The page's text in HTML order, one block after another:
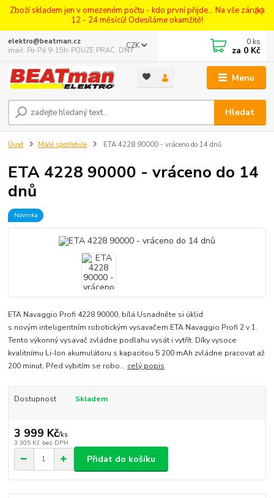
Zboží skladem jen v omezeném počtu - kdo první přijde... Na vše záruka
12 - 24 měsíců! Odesíláme okamžitě!
Menu
CZK
Hledat
elektro@beatman.cz
mail: Po-Pá:9-15h-POUZE PRAC. DNY
0 ks
za 0 Kč
Úvod Malé spotřebiče ETA 4228 90000 - vráceno do 14 dnů
ETA 4228 90000 - vráceno do 14
dnů
Novinka
ETA Navaggio Profi 4228 90000, bílá Usnadněte si úklid
s novým inteligentním robotickým vysavačem ETA Navaggio Profi 2 v 1.
Tento výkonný vysavač zvládne podlahu vysát i vytřít. Díky vysoce
kvalitnímu Li-Ion akumulátoru s kapacitou 5 200 mAh zvládne pracovat až
200 minut. Před vybitím se robo... celý popis
Dostupnost Skladem
3 999 Kč/ks
3 305 Kč bez DPH
Přidat do košíku